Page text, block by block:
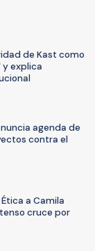
de Kast como
explica
agenda de
contra el
a Camila
cruce por